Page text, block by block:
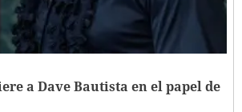
a Dave Bautista en el papel de